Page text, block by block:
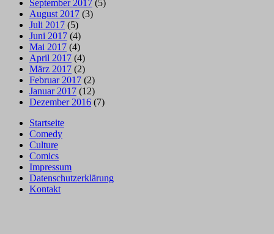
September 2017 (5)
August 2017 (3)
Juli 2017 (5)
Juni 2017 (4)
Mai 2017 (4)
April 2017 (4)
März 2017 (2)
Februar 2017 (2)
Januar 2017 (12)
Dezember 2016 (7)
Startseite
Comedy
Culture
Comics
Impressum
Datenschutzerklärung
Kontakt